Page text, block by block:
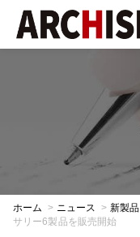
ホーム > ニュース > 新製品
サリー6製品を販売開始